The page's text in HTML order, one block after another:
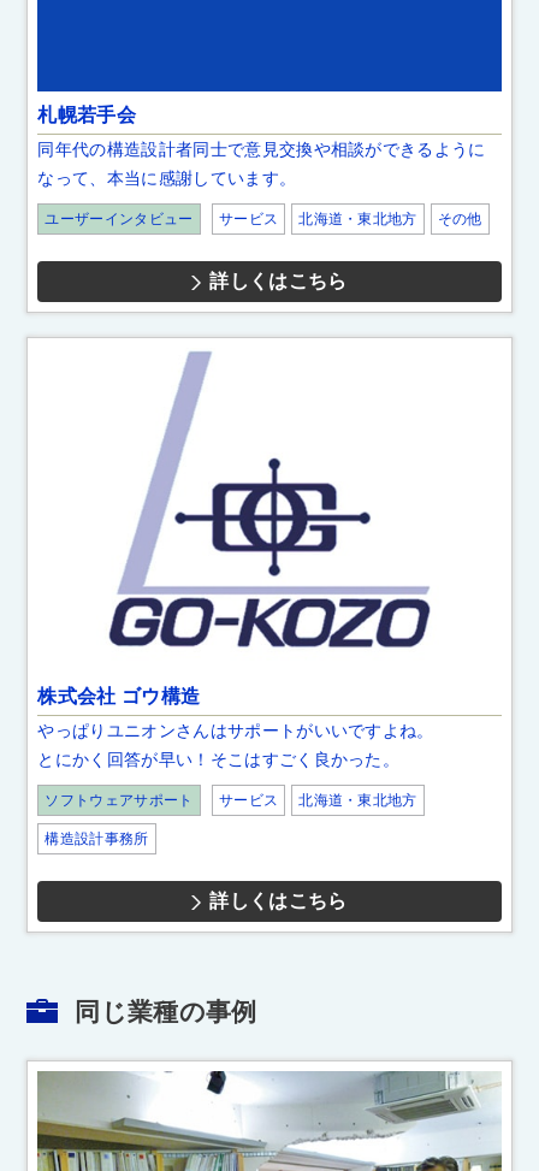
札幌若手会
同年代の構造設計者同士で意見交換や相談ができるように
なって、本当に感謝しています。
ユーザーインタビュー サービス 北海道・東北地方 その他
詳しくはこちら
株式会社 ゴウ構造
やっぱりユニオンさんはサポートがいいですよね。
とにかく回答が早い！そこはすごく良かった。
ソフトウェアサポート サービス 北海道・東北地方
構造設計事務所
詳しくはこちら
同じ業種の事例